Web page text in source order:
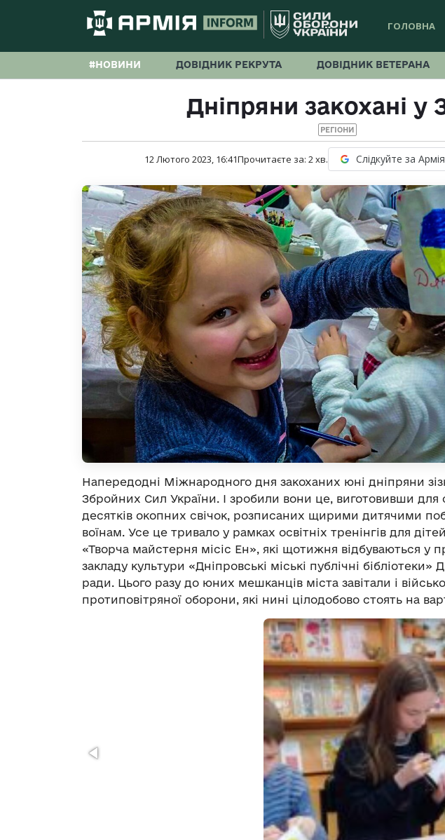
ГОЛОВНА
#НОВИНИ ДОВІДНИК РЕКРУТА ДОВІДНИК ВЕТЕРАНА
Дніпряни закохані у
РЕГІОНИ
12 Лютого 2023, 16:41Прочитаєте за: 2хв. Слідкуйте за
Напередодні Міжнародного дня закоханих юні дніпряни
Збройних Сил України. І зробили вони це, виготовивши для
десятків окопних свічок, розписаних щирими дитячими
воїнам. Усе це тривало у рамках освітніх тренінгів для
«Творча майстерня місіс Ен», які щотижня відбуваються у
закладу культури «Дніпровські міські публічні бібліотеки»
ради. Цього разу до юних мешканців міста завітали і
протиповітряної оборони, які нині цілодобово стоять на